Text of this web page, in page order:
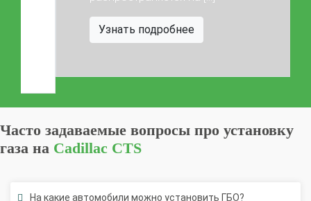
Узнать подробнее
Часто задаваемые вопросы про установку
газа наCadillac CTS